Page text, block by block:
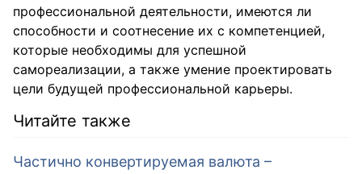
профессиональной деятельности, имеются ли
способности и соотнесение их с компетенцией,
которые необходимы для успешной
самореализации, а также умение проектировать
цели будущей профессиональной карьеры.
Читайте также
Частично конвертируемая валюта –